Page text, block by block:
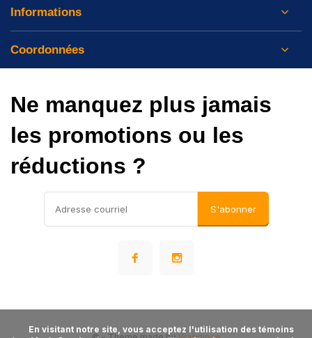
Informations
Coordonnées
Ne manquez plus jamais
les promotions ou les
réductions ?
S'abonner